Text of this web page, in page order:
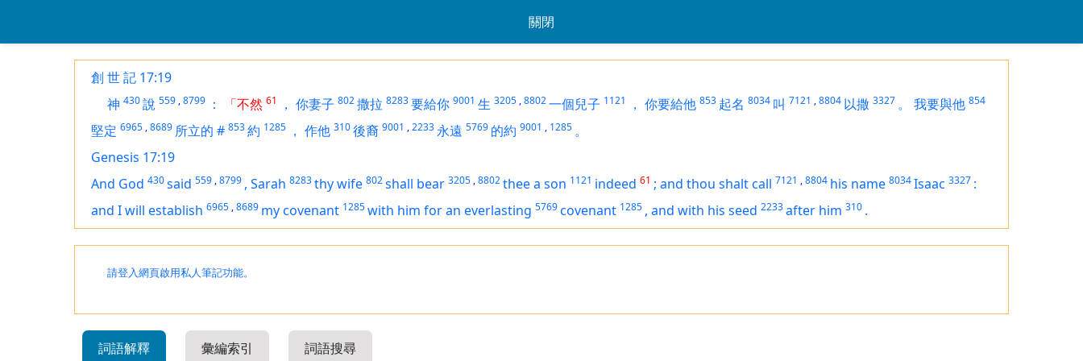
關閉
創 世 記 17:19
神 430說 559 ,8799 ： 「不然 61 ， 你妻子 802撒拉 8283要給你 9001 生 3205 ,8802一個兒子 1121 ， 你要給他 853 起名 8034 叫 7121 ,8804 以撒 3327 。 我要與他 854
堅定 6965 ,8689 所立的 # 853約 1285 ， 作他 310後裔 9001 ,2233 永遠 5769 的約 9001 , 1285 。
Genesis 17:19
And God 430said 559 ,8799 , Sarah 8283thy wife 802shall bear 3205 ,8802thee a son 1121 indeed 61 ; and thou shalt call 7121 ,8804 his name 8034Isaac 3327 :
and I will establish 6965 ,8689 my covenant 1285with him for an everlasting 5769covenant 1285 , and with his seed 2233after him 310 .
請登入網頁啟用私人筆記功能。
詞語解釋 彙編索引 詞語搜尋